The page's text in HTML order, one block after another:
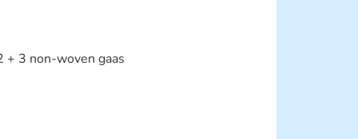
+ 3 non-woven gaas